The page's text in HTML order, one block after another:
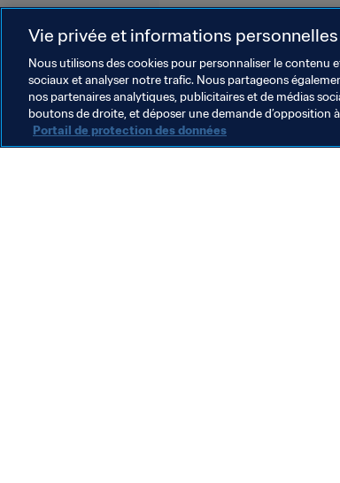
Classement Masculin
Vie privée et informations personnelles
Nous utilisons des cookies pour personnaliser le
sociaux et analyser notre trafic. Nous partageons
nos partenaires analytiques, publicitaires et de médias
boutons de droite, et déposer une demande d’opposition
Portail de protection des données